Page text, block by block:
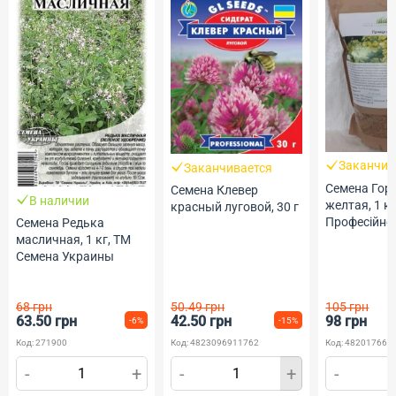
В наличии
Семена Редька
масличная, 1 кг, ТМ
Семена Украины
68 грн
63.50 грн -6%
Код: 271900
- +
Заканчивается
Семена Клевер
красный луговой, 30 г
50.49 грн
42.50 грн -15%
Код: 4823096911762
- +
Семена
желтая, 1
Професійне
105 грн
98 грн
Код:
-